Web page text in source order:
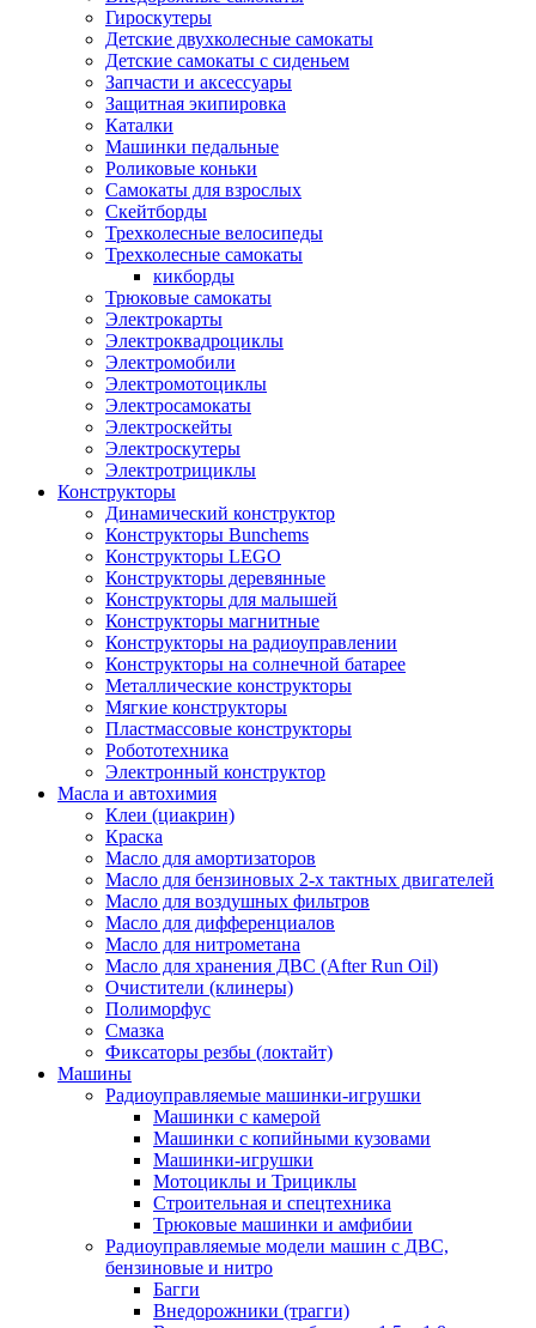
Гироскутеры
Детские двухколесные самокаты
Детские самокаты с сиденьем
Запчасти и аксессуары
Защитная экипировка
Каталки
Машинки педальные
Роликовые коньки
Самокаты для взрослых
Скейтборды
Трехколесные велосипеды
Трехколесные самокаты
кикборды
Трюковые самокаты
Электрокарты
Электроквадроциклы
Электромобили
Электромотоциклы
Электросамокаты
Электроскейты
Электроскутеры
Электротрициклы
Конструкторы
Динамический конструктор
Конструкторы Bunchems
Конструкторы LEGO
Конструкторы деревянные
Конструкторы для малышей
Конструкторы магнитные
Конструкторы на радиоуправлении
Конструкторы на солнечной батарее
Металлические конструкторы
Мягкие конструкторы
Пластмассовые конструкторы
Робототехника
Электронный конструктор
Масла и автохимия
Клеи (циакрин)
Краска
Масло для амортизаторов
Масло для бензиновых 2-х тактных двигателей
Масло для воздушных фильтров
Масло для дифференциалов
Масло для нитрометана
Масло для хранения ДВС (After Run Oil)
Очистители (клинеры)
Полиморфус
Смазка
Фиксаторы резбы (локтайт)
Машины
Радиоуправляемые машинки-игрушки
Машинки с камерой
Машинки с копийными кузовами
Машинки-игрушки
Мотоциклы и Трициклы
Строительная и спецтехника
Трюковые машинки и амфибии
Радиоуправляемые модели машин с ДВС,
бензиновые и нитро
Багги
Внедорожники (трагги)